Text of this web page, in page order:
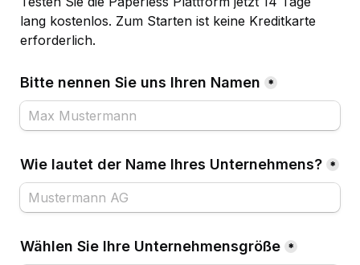
lang kostenlos. Zum Starten ist keine Kreditkarte
erforderlich.
Bitte nennen Sie uns Ihren Namen *
Wie lautet der Name Ihres Unternehmens? *
Wählen Sie Ihre Unternehmensgröße *